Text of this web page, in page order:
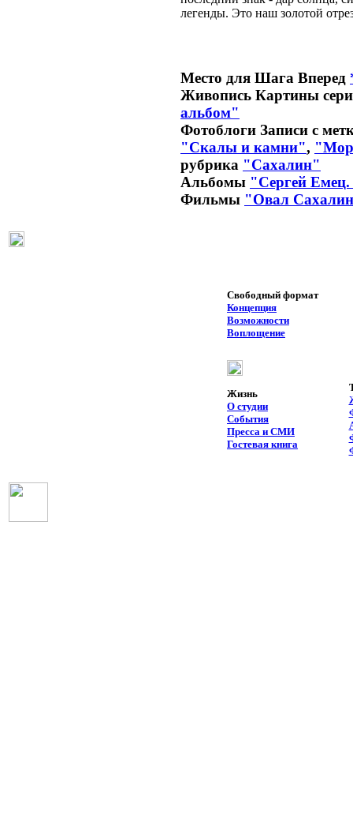
легенды. Это наш золотой
Место для Шага Вперед
Живопись Картины
альбом"
Фотоблоги Записи с
"Скалы и камни",
рубрика "Сахалин"
Альбомы "Сергей
Фильмы "Овал
Свободный формат
Концепция
Возможности
Воплощение
Жизнь
О студии
События
Пресса и СМИ
Гостевая книга